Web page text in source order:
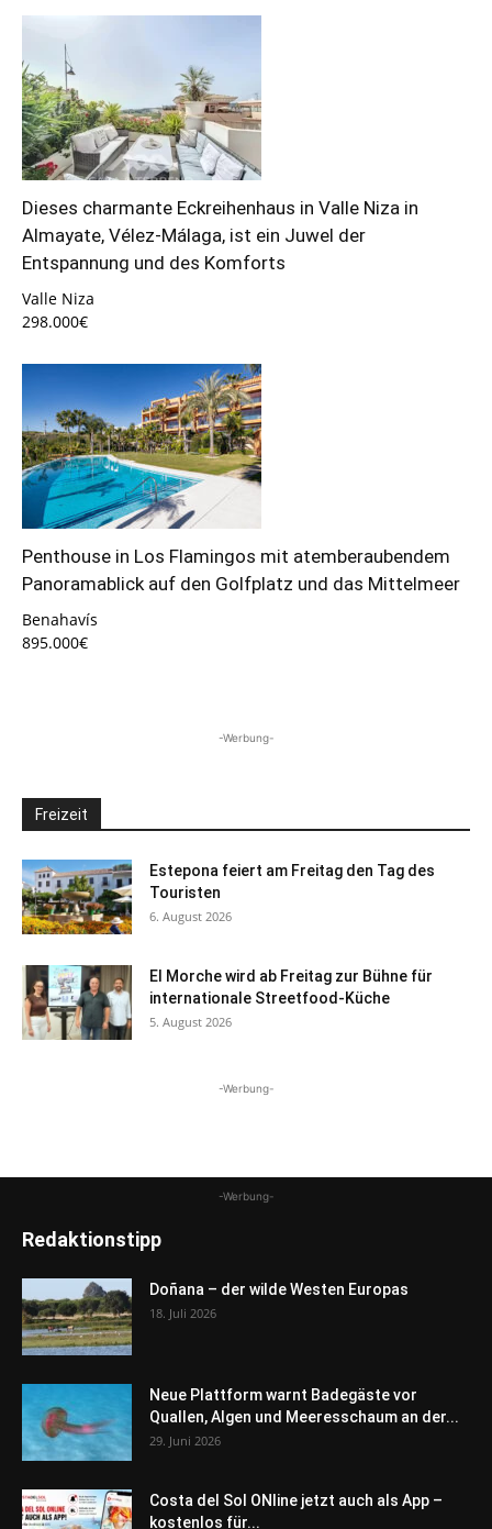
Dieses charmante Eckreihenhaus in Valle Niza in
Almayate, Vélez-Málaga, ist ein Juwel der
Entspannung und des Komforts
Valle Niza
298.000€
Penthouse in Los Flamingos mit atemberaubendem
Panoramablick auf den Golfplatz und das Mittelmeer
Benahavís
895.000€
-Werbung-
Freizeit
Estepona feiert am Freitag den Tag des
Touristen
6. August 2026
El Morche wird ab Freitag zur Bühne für
internationale Streetfood-Küche
5. August 2026
-Werbung-
-Werbung-
Redaktionstipp
Doñana – der wilde Westen Europas
18. Juli 2026
Neue Plattform warnt Badegäste vor
Quallen, Algen und Meeresschaum an der...
29. Juni 2026
Costa del Sol ONline jetzt auch als App –
kostenlos für...